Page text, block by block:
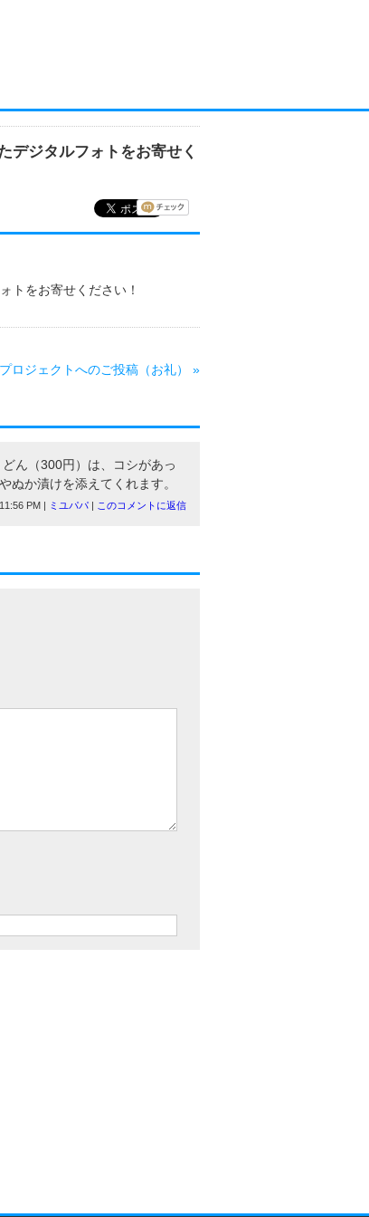
デジタルフォトをお寄せく
トをお寄せください！
ロジェクトへのご投稿（お礼）
»
ん（300円）は、コシがあっ
ぬか漬けを添えてくれます。
PM | ミユパパ | このコメントに返信